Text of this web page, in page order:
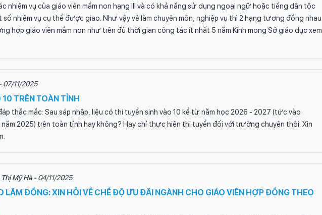
nhiệm vụ của giáo viên mầm non hạng III và có khả năng sử dụng ngoại ngữ hoặc tiếng dân tộc
nhiệm vụ cụ thể được giao. Như vậy về làm chuyên môn, nghiệp vụ thì 2 hạng tương đồng nhau.
hợp giáo viên mầm non như trên đủ thời gian công tác ít nhất 5 năm Kính mong Sở giáo dục xem
07/11/2025
10 TRÊN TOÀN TỈNH
thắc mắc: Sau sáp nhập, liệu có thi tuyển sinh vào 10 kể từ năm học 2026 - 2027 (tức vào
2025) trên toàn tỉnh hay không? Hay chỉ thực hiện thi tuyển đối với trường chuyên thôi. Xin
Thị Mỹ Hà- 04/11/2025
LÂM ĐỒNG: XIN HỎI VỀ CHẾ ĐỘ ƯU ĐÃI NGÀNH CHO GIÁO VIÊN HỢP ĐỒNG THEO